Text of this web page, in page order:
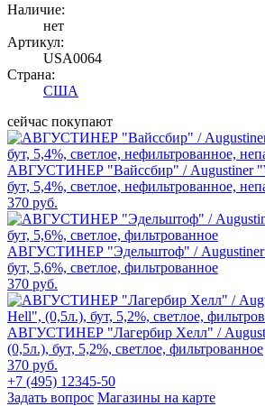
Наличие:
нет
Артикул:
USA0064
Страна:
США
сейчас покупают
АВГУСТИНЕР "Вайссбир" / Augustiner
бут, 5,4%, светлое, нефильтрованное,
370 руб.
АВГУСТИНЕР "Эдельштоф" / Augustiner
бут, 5,6%, светлое, фильтрованное
370 руб.
АВГУСТИНЕР "Лагербир Хелл" /
(0,5л.), бут, 5,2%, светлое, фильтрованное
370 руб.
+7 (495) 12345-50
Задать вопрос Магазины на карте